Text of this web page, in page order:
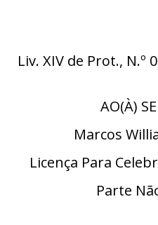
Liv. XIV de Prot., N.º
AO(À)
Marcos
Licença Para
Parte